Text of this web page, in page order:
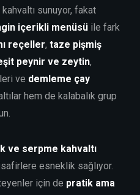
sunuyor, fakat
içerikli menüsü ile fark
reçeller, taze pişmiş
peynir ve zeytin,
ve demleme çay
hem de kalabalık grup
ve serpme kahvaltı
esneklik sağlıyor.
için de pratik ama